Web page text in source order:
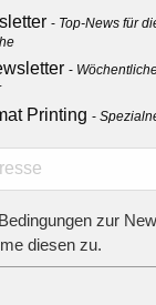
Top-News für
Printing
zur
diesen zu.